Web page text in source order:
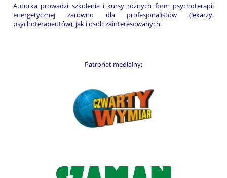
Autorka prowadzi szkolenia i kursy różnych form psychoterapii
energetycznej zarówno dla profesjonalistów (lekarzy,
psychoterapeutów), jak i osób zainteresowanych.
Patronat medialny: